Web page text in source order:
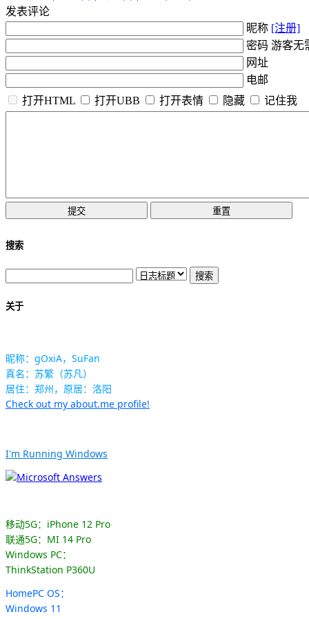
发表评论
昵称 [注册]
密码 游客无
网址
电邮
打开HTML
打开UBB 打开表情 隐藏 记住我
搜索
关于
昵称：gOxiA，SuFan
真名：苏繁（苏凡）
居住：郑州，原居：洛阳
Check out my about.me profile!
I'm Running Windows
移动5G：iPhone 12 Pro
联通5G：MI 14 Pro
Windows PC：
ThinkStation P360U
HomePC OS：
Windows 11